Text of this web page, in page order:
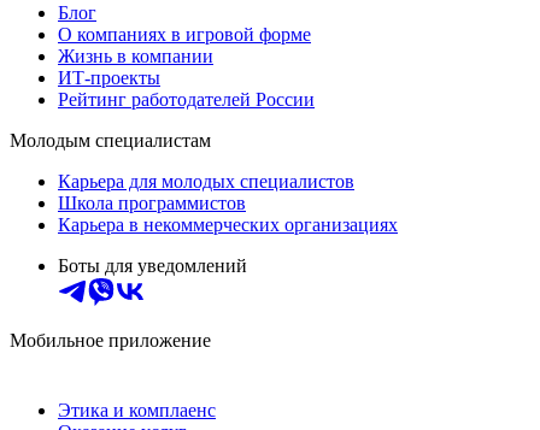
Блог
О компаниях в игровой форме
Жизнь в компании
ИТ-проекты
Рейтинг работодателей России
Молодым специалистам
Карьера для молодых специалистов
Школа программистов
Карьера в некоммерческих организациях
Боты для уведомлений
Мобильное приложение
Этика и комплаенс